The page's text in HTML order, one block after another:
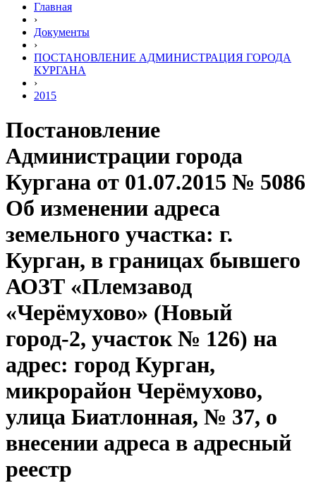
Главная
›
Документы
›
ПОСТАНОВЛЕНИЕ АДМИНИСТРАЦИЯ ГОРОДА
КУРГАНА
›
2015
Постановление
Администрации города
Кургана от 01.07.2015 № 5086
Об изменении адреса
земельного участка: г.
Курган, в границах бывшего
АОЗТ «Племзавод
«Черёмухово» (Новый
город-2, участок № 126) на
адрес: город Курган,
микрорайон Черёмухово,
улица Биатлонная, № 37, о
внесении адреса в адресный
реестр